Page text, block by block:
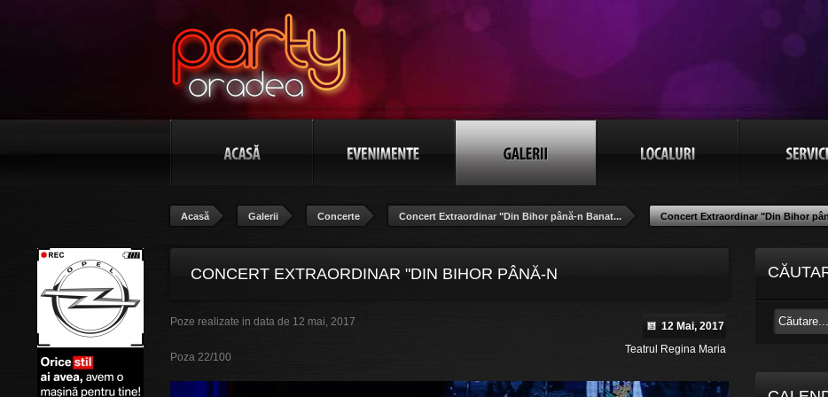
Acasă Galerii Concerte Concert Extraordinar "Din Bihor până-n Banat... Concert Extraordinar "Din Bihor
CONCERT EXTRAORDINAR "DIN BIHOR PÂNĂ-N
12 Mai, 2017
Teatrul Regina Maria
Poze realizate in data de 12 mai, 2017
Poza 22/100